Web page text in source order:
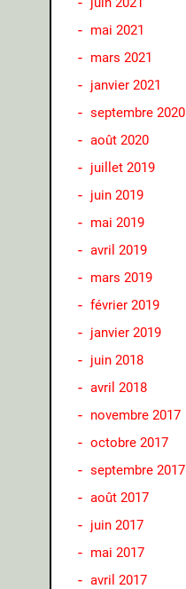
mai 2021
mars 2021
janvier 2021
septembre 2020
août 2020
juillet 2019
juin 2019
mai 2019
avril 2019
mars 2019
février 2019
janvier 2019
juin 2018
avril 2018
novembre 2017
octobre 2017
septembre 2017
août 2017
juin 2017
mai 2017
avril 2017